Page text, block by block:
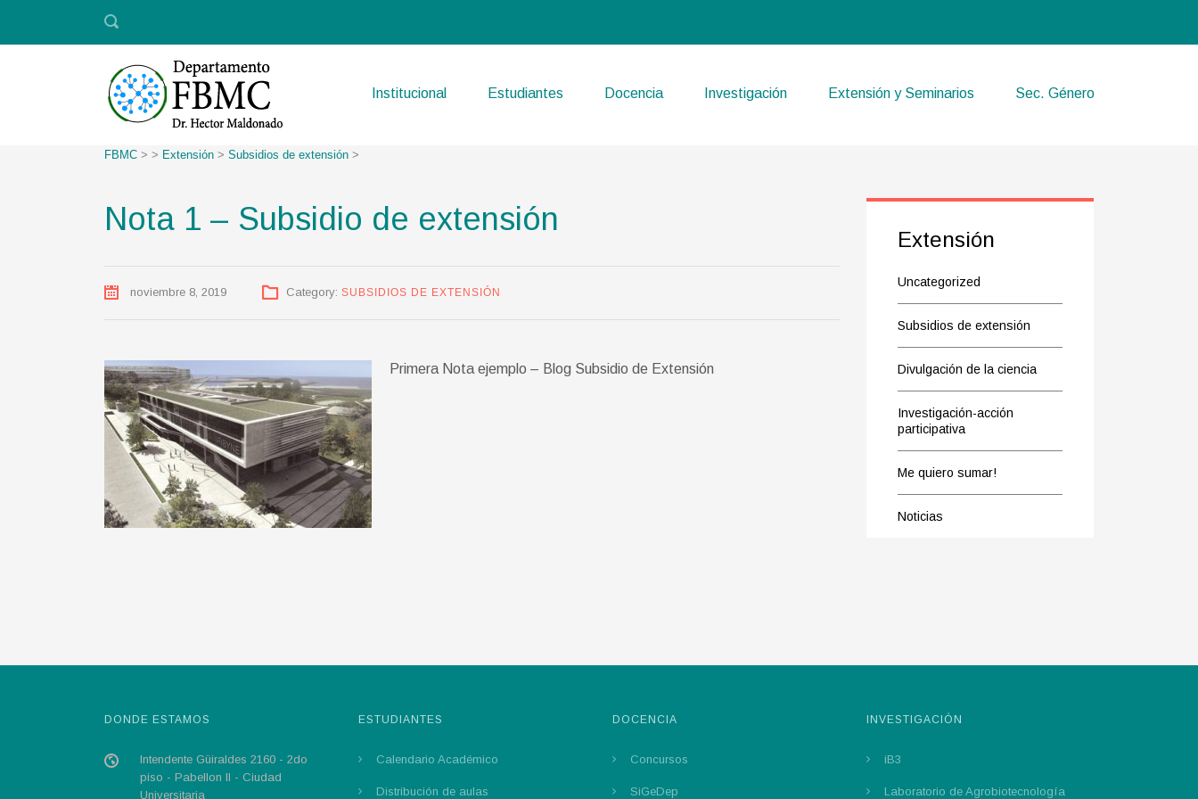
Institucional Estudiantes Docencia Investigación Extensión y Seminarios Sec. Género
FBMC > > Extensión > Subsidios de extensión >
Nota 1 – Subsidio de extensión
noviembre 8, 2019 Category: SUBSIDIOS DE EXTENSIÓN
Primera Nota ejemplo – Blog Subsidio de Extensión
Extensión
Uncategorized
Subsidios de extensión
Divulgación de la ciencia
Investigación-acción
participativa
Me quiero sumar!
Noticias
DONDE ESTAMOS
Intendente Güiraldes 2160 - 2do
piso - Pabellon II - Ciudad
Universitaria
ESTUDIANTES
Calendario Académico
Distribución de aulas
DOCENCIA
Concursos
SiGeDep
INVESTIGACIÓN
iB3
Laboratorio de Agrobiotecnología